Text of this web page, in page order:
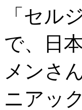
「セル
で、日
メンさ
ニアッ